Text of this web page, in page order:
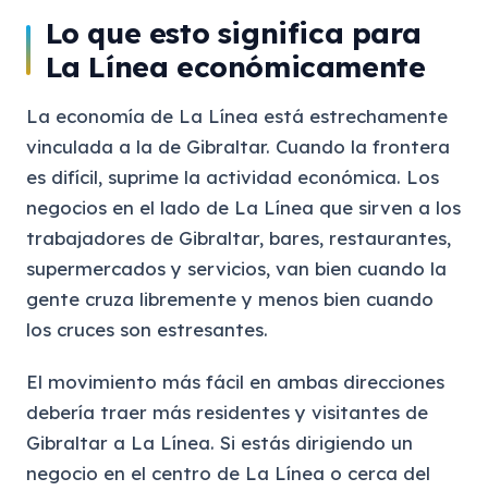
Lo que esto significa para
La Línea económicamente
La economía de La Línea está estrechamente
vinculada a la de Gibraltar. Cuando la frontera
es difícil, suprime la actividad económica. Los
negocios en el lado de La Línea que sirven a los
trabajadores de Gibraltar, bares, restaurantes,
supermercados y servicios, van bien cuando la
gente cruza libremente y menos bien cuando
los cruces son estresantes.
El movimiento más fácil en ambas direcciones
debería traer más residentes y visitantes de
Gibraltar a La Línea. Si estás dirigiendo un
negocio en el centro de La Línea o cerca del